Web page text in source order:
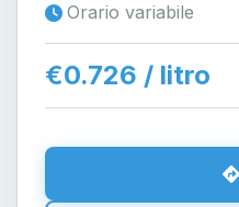
Orario variabile
€0.726 / litro